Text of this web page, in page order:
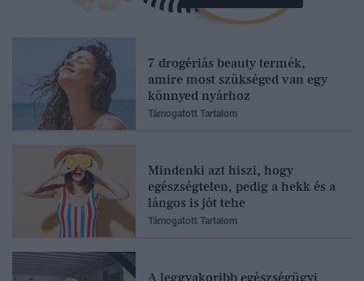
7 drogériás beauty termék,
amire most szükséged van egy
könnyed nyárhoz
Támogatott Tartalom
Mindenki azt hiszi, hogy
egészségtelen, pedig a hekk és a
lángos is jót tehe
Támogatott Tartalom
A leggyakoribb egészségügyi